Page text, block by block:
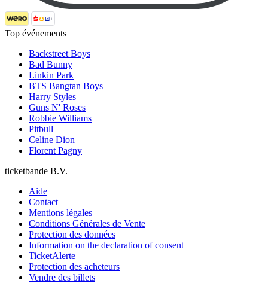
Top événements
Backstreet Boys
Bad Bunny
Linkin Park
BTS Bangtan Boys
Harry Styles
Guns N' Roses
Robbie Williams
Pitbull
Celine Dion
Florent Pagny
ticketbande B.V.
Aide
Contact
Mentions légales
Conditions Générales de Vente
Protection des données
Information on the declaration of consent
TicketAlerte
Protection des acheteurs
Vendre des billets